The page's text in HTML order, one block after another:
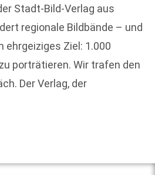
Stadt-Bild-Verlag aus
regionale Bildbände – und
Ziel: 1.000
porträtieren. Wir trafen den
Der Verlag, der